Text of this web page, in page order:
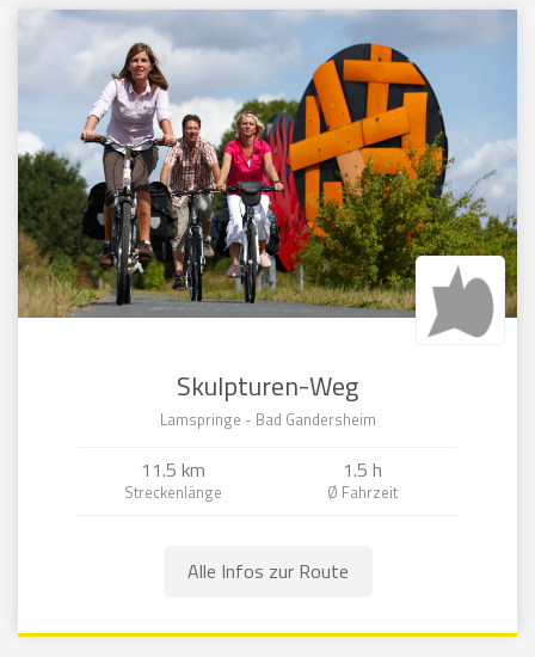
Skulpturen-Weg
Lamspringe - Bad Gandersheim
11.5 km 1.5 h
Alle Infos zur Route